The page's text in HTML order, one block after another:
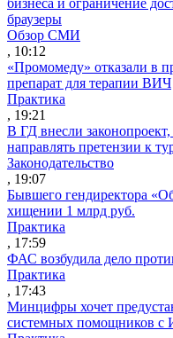
браузеры
Обзор СМИ
, 10:12
«Промомеду» отказали в
препарат для терапии ВИЧ
Практика
, 19:21
В ГД внесли
направлять претензии к
Законодательство
, 19:07
Бывшего гендиректора
хищении 1 млрд руб.
Практика
, 17:59
ФАС возбудила дело
Практика
, 17:43
Минцифры хочет
системных помощников с